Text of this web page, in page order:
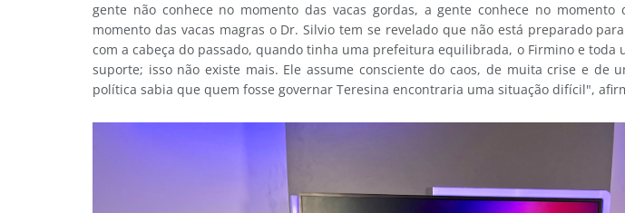
gente não conhece no momento das vacas gordas, a gente conhece no momento
momento das vacas magras o Dr. Silvio tem se revelado que não está preparado
com a cabeça do passado, quando tinha uma prefeitura equilibrada, o Firmino e toda
suporte; isso não existe mais. Ele assume consciente do caos, de muita crise e de
política sabia que quem fosse governar Teresina encontraria uma situação difícil",